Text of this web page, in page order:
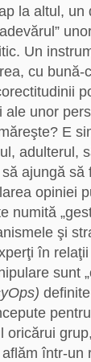
la altul,
Un
cu
ale unor
E
adulterul,
ajungă
opiniei
numită
şi
în
sunt
oricărui
aflăm într-un